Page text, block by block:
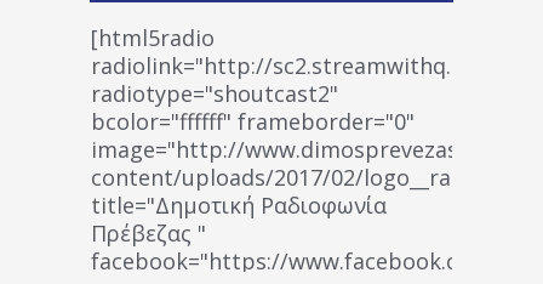
[html5radio
radiolink="http://
radiotype="shoutcast2"
bcolor="ffffff" frameborder="0"
image="http://www.dimosprevezas.gr/wp-
content/uploads/2017/02/
title="Δημοτική Ραδιοφωνία
Πρέβεζας "
facebook="https://www.facebook.com/